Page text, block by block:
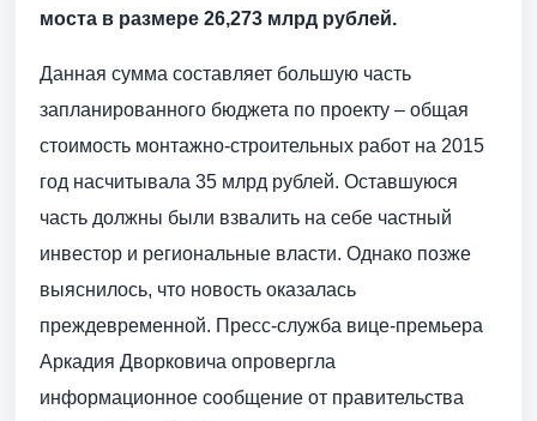
моста в размере 26,273 млрд рублей.
Данная сумма составляет большую часть
запланированного бюджета по проекту – общая
стоимость монтажно-строительных работ на 2015
год насчитывала 35 млрд рублей. Оставшуюся
часть должны были взвалить на себе частный
инвестор и региональные власти. Однако позже
выяснилось, что новость оказалась
преждевременной. Пресс-служба вице-премьера
Аркадия Дворковича опровергла
информационное сообщение от правительства